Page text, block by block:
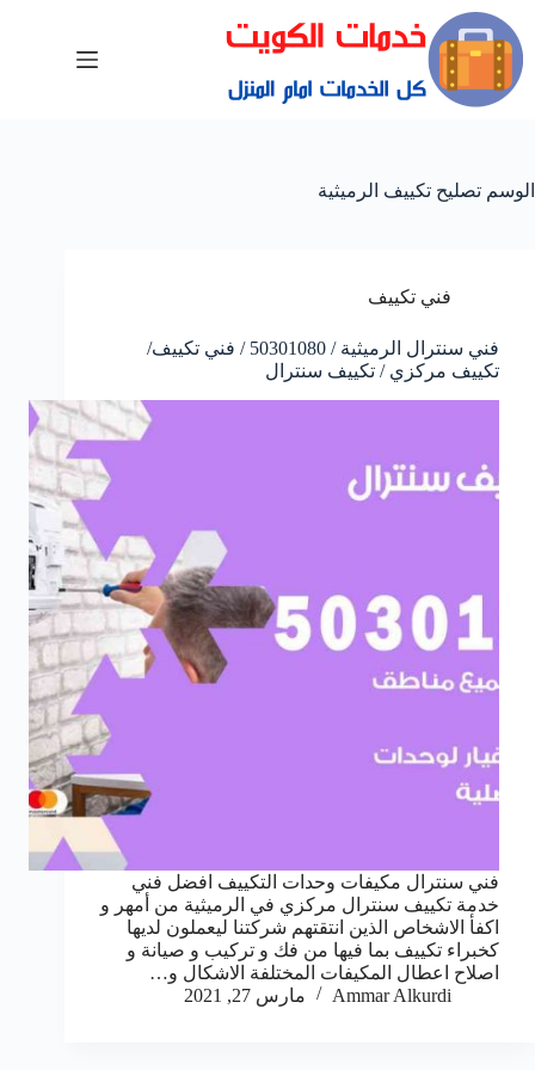
الوسم تصليح تكييف الرميثية
فني تكييف
فني سنترال الرميثية / 50301080 / فني تكييف/
تكييف مركزي / تكييف سنترال
فني سنترال مكيفات وحدات التكييف افضل فني
خدمة تكييف سنترال مركزي في الرميثية من أمهر و
اكفأ الاشخاص الذين انتقتهم شركتنا ليعملون لديها
كخبراء تكييف بما فيها من فك و تركيب و صيانة و
اصلاح اعطال المكيفات المختلفة الاشكال و…
Ammar Alkurdi
مارس 27, 2021